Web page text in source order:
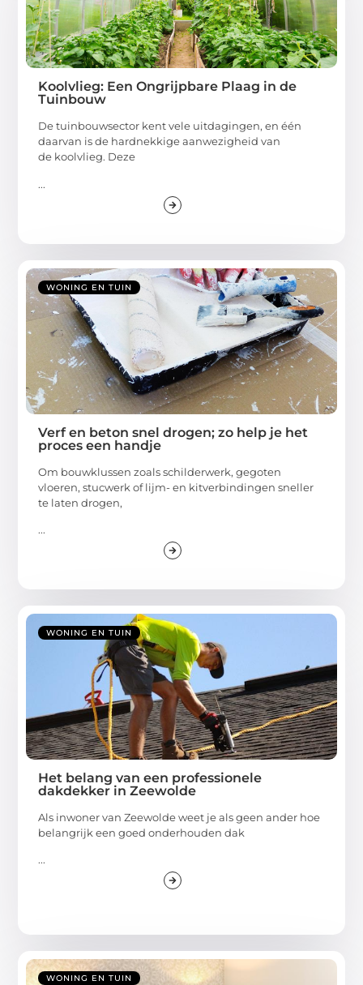
Koolvlieg: Een Ongrijpbare Plaag in de
Tuinbouw
De tuinbouwsector kent vele uitdagingen, en één
daarvan is de hardnekkige aanwezigheid van
de koolvlieg. Deze
...
WONING EN TUIN
Verf en beton snel drogen; zo help je het
proces een handje
Om bouwklussen zoals schilderwerk, gegoten
vloeren, stucwerk of lijm- en kitverbindingen sneller
te laten drogen,
...
WONING EN TUIN
Het belang van een professionele
dakdekker in Zeewolde
Als inwoner van Zeewolde weet je als geen ander hoe
belangrijk een goed onderhouden dak
...
WONING EN TUIN